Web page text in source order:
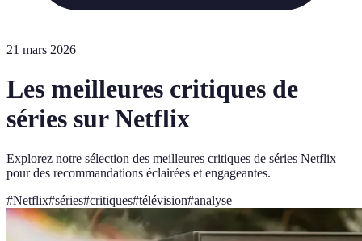
21 mars 2026
Les meilleures critiques de
séries sur Netflix
Explorez notre sélection des meilleures critiques de séries Netflix
pour des recommandations éclairées et engageantes.
#Netflix#séries#critiques#télévision#analyse